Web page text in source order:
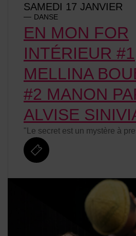
EN MON FOR
INTÉRIEUR #1
MELLINA
#2 MANON
ALVISE
SAMEDI 17 JANVIER
DANSE
"Le secret est un mystère à
billetterie